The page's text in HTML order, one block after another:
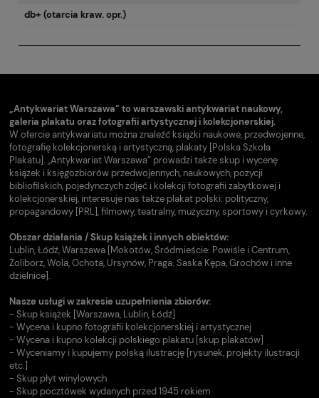
db+ (otarcia kraw. opr.)
„Antykwariat Warszawa” to warszawski antykwariat naukowy,
galeria plakatu oraz fotografii artystycznej i kolekcjonerskiej.
W ofercie antykwariatu można znaleźć książki naukowe, przedwojenne,
fotografię kolekcjonerską i artystyczną, plakaty [Polska Szkoła
Plakatu]. „Antykwariat Warszawa” prowadzi także skup i wycenę
książek i księgozbiorów przedwojennych, naukowych, pozycji
bibliofilskich, pojedynczych zdjęć i kolekcji fotografii zabytkowej i
kolekcjonerskiej, interesuje nas także plakat polski: polityczny,
propagandowy [PRL], filmowy, teatralny, muzyczny, sportowy i cyrkowy.
Obszar działania / Skup książek i innych obiektów:
Lublin, Łódź, Warszawa [Mokotów, Śródmieście: Powiśle i Centrum,
Żoliborz, Wola, Ochota, Ursynów, Praga: Saska Kępa, Grochów i inne
dzielnice].
Nasze usługi w zakresie uzupełnienia zbiorów:
- Skup książek [Warszawa, Lublin, Łódź]
- Wycena i kupno fotografii kolekcjonerskiej i artystycznej
- Wycena i kupno kolekcji polskiego plakatu [skup plakatów]
- Wyceniamy i kupujemy polską ilustrację [rysunek, projekty ilustracji
etc.]
- Skup płyt winylowych
- Skup pocztówek wydanych przed 1945 rokiem